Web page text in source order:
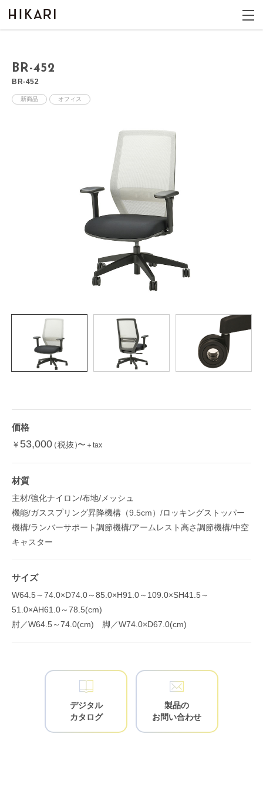
BR-452
BR-452
新商品 オフィス
価格
￥ 53,000（税抜）〜 ＋tax
材質
主材/強化ナイロン/布地/メッシュ
機能/ガススプリング昇降機構（9.5cm）/ロッキングストッパー
機構/ランバーサポート調節機構/アームレスト高さ調節機構/中空
キャスター
サイズ
W64.5～74.0×D74.0～85.0×H91.0～109.0×SH41.5～
51.0×AH61.0～78.5(cm)
肘／W64.5～74.0(cm) 脚／W74.0×D67.0(cm)
デジタル
カタログ
製品の
お問い合わせ